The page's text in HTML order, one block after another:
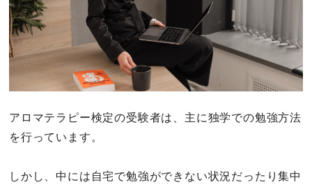
アロマテラピー検定の受験者は、主に独学での勉強方法
を行っています。
しかし、中には自宅で勉強ができない状況だったり集中